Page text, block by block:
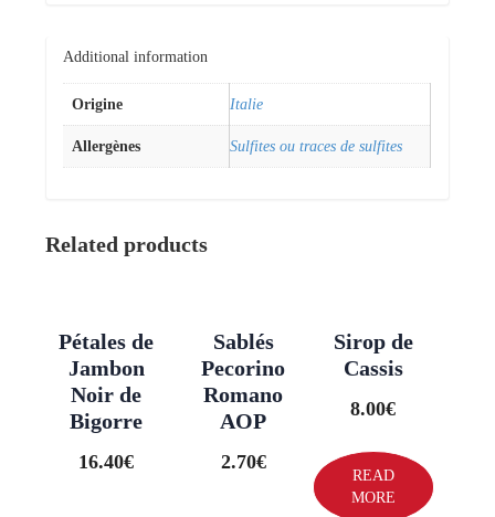
Additional information
Origine Italie
Allergènes Sulfites ou traces de sulfites
Related products
Pétales de
Jambon
Noir de
Bigorre
16.40€
Sirop de
Cassis
8.00€
READ
MORE
Sablés
Pecorino
Romano
AOP
2.70€